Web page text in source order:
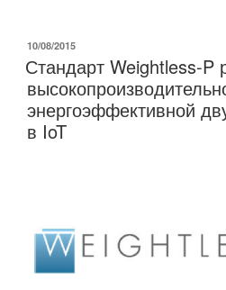
MeLE
PCG03,
PCG01
Atom
Z3735F»
ОПУБЛИКОВАНО
10/08/2015
Стандарт Weightless-P
энергоэффективной
в IoT